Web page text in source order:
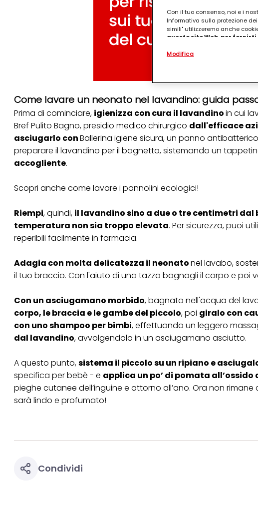
Come lavare un neonato nel lavandino: guida
Prima di cominciare, igienizza con cura il lavandinoin cui
Bref Pulito Bagno, presidio medico chirurgico dall'efficace
asciugarlo conBallerina igiene sicura, un panno
preparare il lavandino per il bagnetto, sistemando un
accogliente.
Scopri anche come lavare i pannolini ecologici!
Riempi, quindi, il lavandino sino a due o tre centimetri
temperatura non sia troppo elevata. Per sicurezza, puoi
reperibili facilmente in farmacia.
Adagia con molta delicatezza il neonatonel lavabo,
il tuo braccio. Con l'aiuto di una tazza bagnagli il corpo e poi
Con un asciugamano morbido, bagnato nell'acqua del
corpo, le braccia e le gambe del piccolo, poi giralo con
con uno shampoo per bimbi, effettuando un leggero
dal lavandino, avvolgendolo in un asciugamano asciutto.
A questo punto,sistema il piccolo su un ripiano e
specifica per bebè - e applica un po’ di pomata all’ossido
pieghe cutanee dell’inguine e attorno all’ano. Ora non
sarà lindo e profumato!
Condividi
Con il tuo consenso, noi e i
Informativa sulla protezione
simili" utilizzeremo anche
questo sito Web, per
.
(rispettivamente dell'azienda
terzi, conservare le nostre
misurare e ottimizzare il
Puoi trovare maggiori
collegata nel piè di pagina
qualsiasi momento con effetto
collegata nel piè di pagina. Per
periodo di conservazione,
tuoi dati personali per tutte le
Modifica